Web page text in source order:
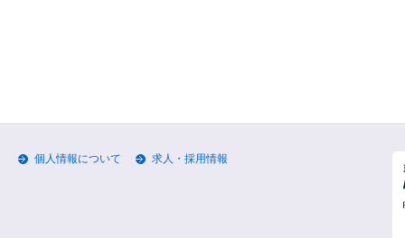
個人情報について 求人・採用情報